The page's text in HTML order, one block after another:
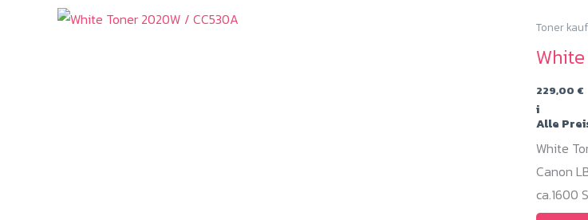
Toner
229,00 €
i
Alle
White
Canon
ca.1600